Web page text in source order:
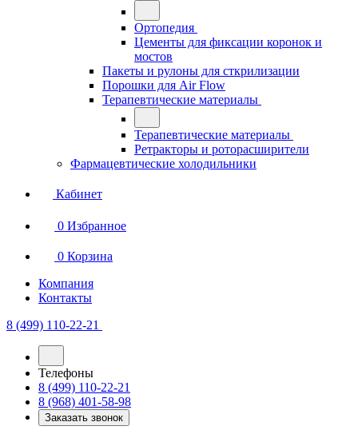
Ортопедия
Цементы для фиксации коронок и
мостов
Пакеты и рулоны для сткрилизации
Порошки для Air Flow
Терапевтические материалы
Терапевтические материалы
Ретракторы и роторасширители
Фармацевтические холодильники
Кабинет
0 Избранное
0 Корзина
Компания
Контакты
8 (499) 110-22-21
Телефоны
8 (499) 110-22-21
8 (968) 401-58-98
Заказать звонок